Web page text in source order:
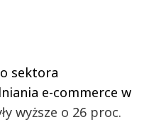
sektora
e-commerce w
wyższe o 26 proc.